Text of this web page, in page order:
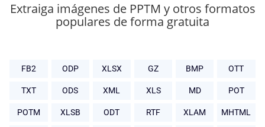
Extraiga imágenes de PPTM y otros formatos
populares de forma gratuita
FB2 ODP XLSX GZ BMP OTT
TXT ODS XML XLS MD POT
POTM XLSB ODT RTF XLAM MHTML